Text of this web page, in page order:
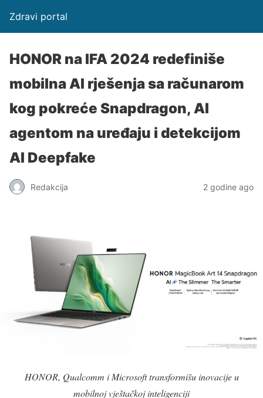
Zdravi portal
HONOR na IFA 2024 redefiniše
mobilna AI rješenja sa računarom
kog pokreće Snapdragon, AI
agentom na uređaju i detekcijom
AI Deepfake
Redakcija 2 godine ago
HONOR, Qualcomm i Microsoft transformišu inovacije u
mobilnoj vještačkoj inteligenciji